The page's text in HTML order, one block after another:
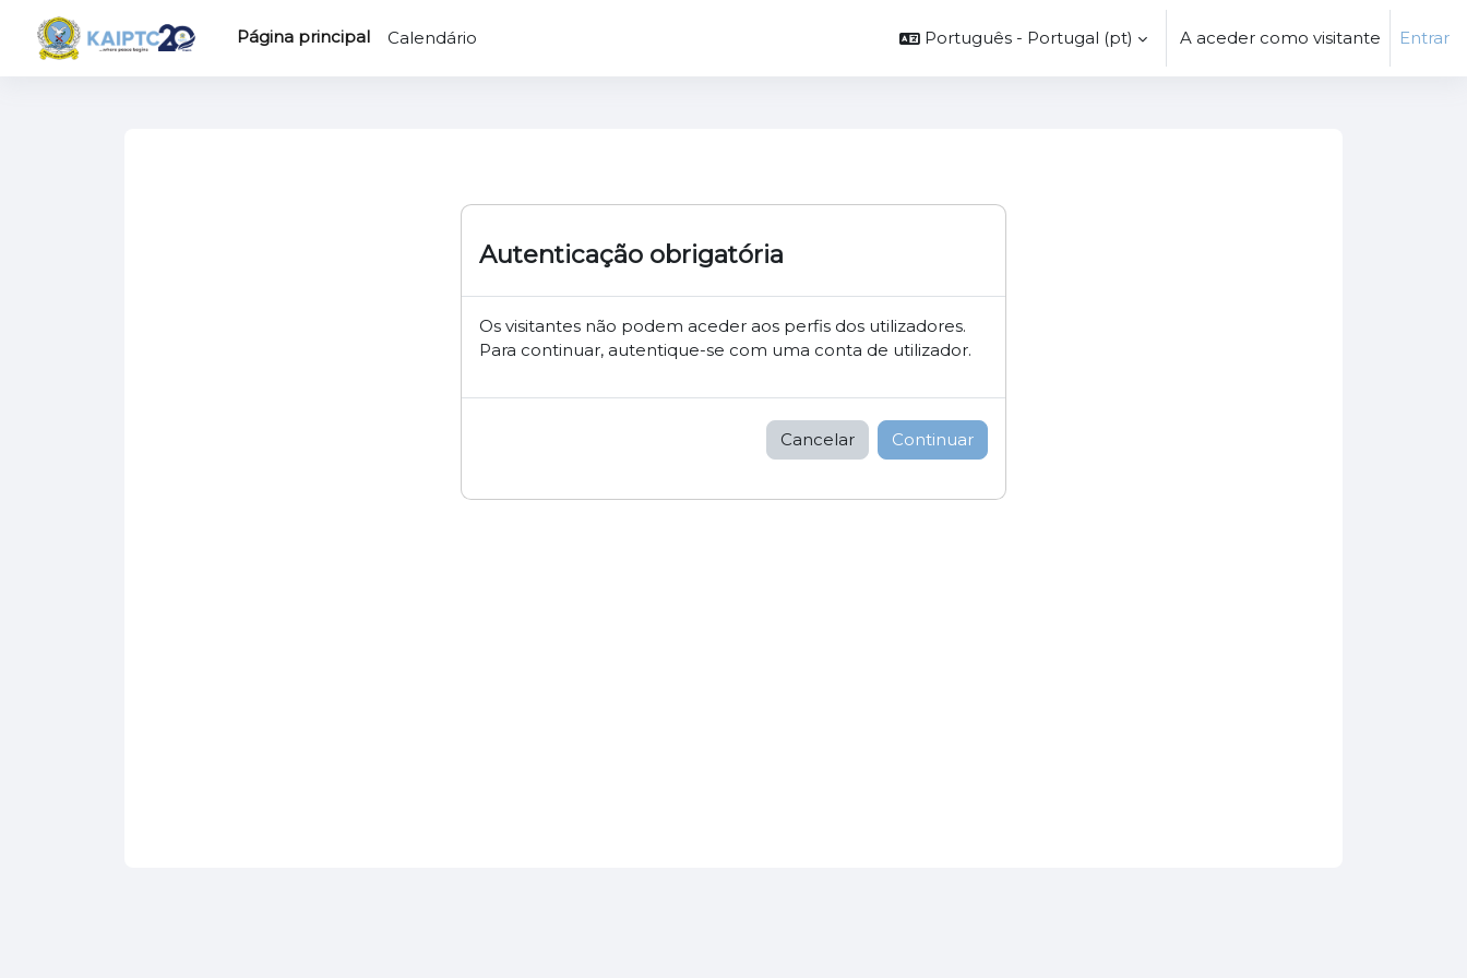
Página principal
Calendário Português - Portugal ‎(pt)‎ A aceder como visitante Entrar
Autenticação obrigatória
Os visitantes não podem aceder aos perfis dos utilizadores.
Para continuar, autentique-se com uma conta de utilizador.
Cancelar Continuar